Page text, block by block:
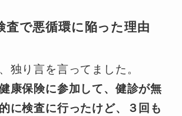
査で悪循環に陥った理由
独り言を言ってました。
康保険に参加して、健診が無
に検査に行ったけど、３回も